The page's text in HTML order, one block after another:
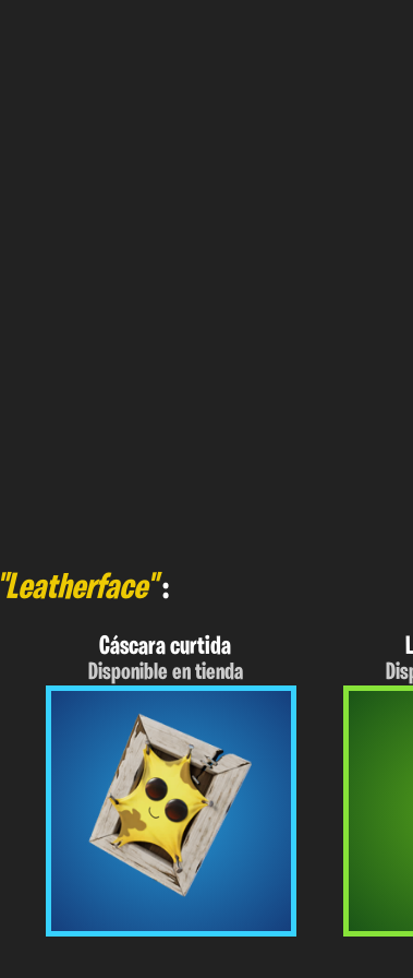
"Leatherface":
Cáscara curtida
Disponible en tienda